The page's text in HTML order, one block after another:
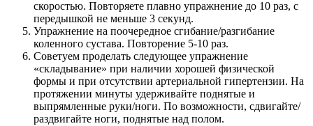
скоростью. Повторяете плавно упражнение до 10 раз, с
передышкой не меньше 3 секунд.
Упражнение на поочередное сгибание/разгибание
коленного сустава. Повторение 5-10 раз.
Советуем проделать следующее упражнение
«складывание» при наличии хорошей физической
формы и при отсутствии артериальной гипертензии. На
протяжении минуты удерживайте поднятые и
выпрямленные руки/ноги. По возможности, сдвигайте/
раздвигайте ноги, поднятые над полом.